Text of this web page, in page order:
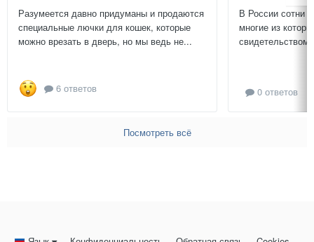
Разумеется давно придуманы и продаются
специальные лючки для кошек, которые
можно врезать в дверь, но мы ведь не...
6 ответов
В России сотни
многие из
свидетельством
0 ответов
Посмотреть всё